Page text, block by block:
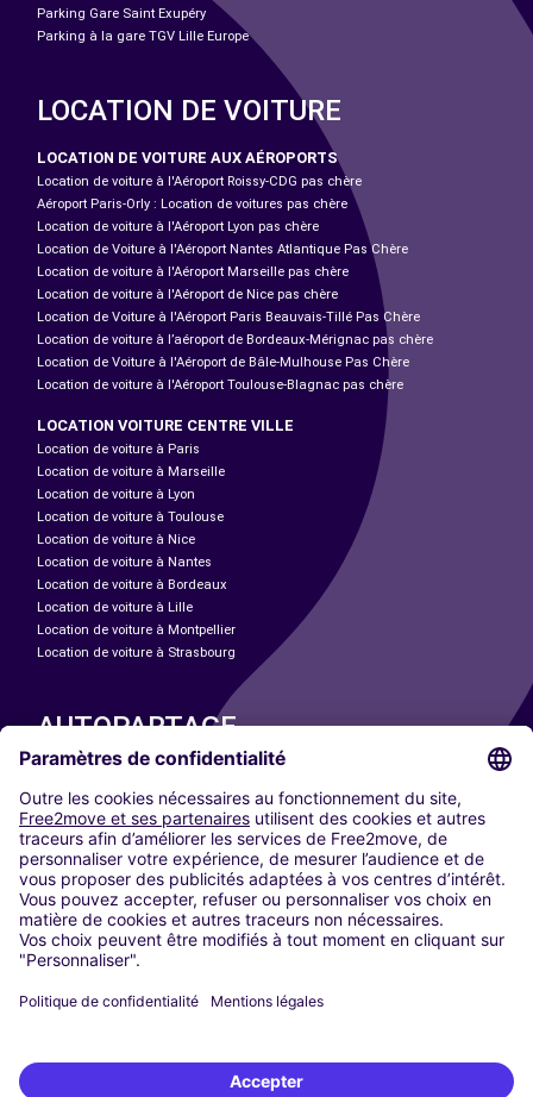
Parking Gare Saint Exupéry
Parking à la gare TGV Lille Europe
LOCATION DE VOITURE
LOCATION DE VOITURE AUX AÉROPORTS
Location de voiture à l'Aéroport Roissy-CDG pas chère
Aéroport Paris-Orly : Location de voitures pas chère
Location de voiture à l'Aéroport Lyon pas chère
Location de Voiture à l'Aéroport Nantes Atlantique Pas Chère
Location de voiture à l'Aéroport Marseille pas chère
Location de voiture à l'Aéroport de Nice pas chère
Location de Voiture à l'Aéroport Paris Beauvais-Tillé Pas Chère
Location de voiture à l’aéroport de Bordeaux-Mérignac pas chère
Location de Voiture à l'Aéroport de Bâle-Mulhouse Pas Chère
Location de voiture à l'Aéroport Toulouse-Blagnac pas chère
LOCATION VOITURE CENTRE VILLE
Location de voiture à Paris
Location de voiture à Marseille
Location de voiture à Lyon
Location de voiture à Toulouse
Location de voiture à Nice
Location de voiture à Nantes
Location de voiture à Bordeaux
Location de voiture à Lille
Location de voiture à Montpellier
Location de voiture à Strasbourg
AUTOPARTAGE
Paris
Madrid
Washington DC
Milan
Rome
Turin
Vienne
Berlin
Düsseldorf